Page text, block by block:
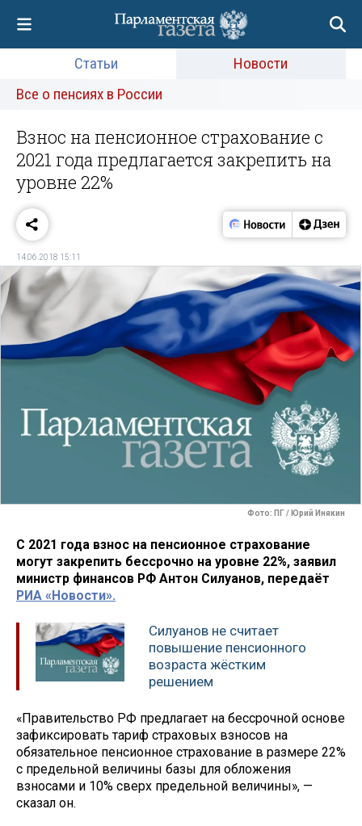
Статьи
Новости
Все о пенсиях в России
Взнос на пенсионное страхование с
2021 года предлагается закрепить на
уровне 22%
14.06.2018 15:11
Фото: ПГ / Юрий Инякин
С 2021 года взнос на пенсионное страхование
могут закрепить бессрочно на уровне 22%, заявил
министр финансов РФ Антон Силуанов, передаёт
РИА «Новости».
Силуанов не считает
повышение пенсионного
возраста жёстким
решением
«Правительство РФ предлагает на бессрочной основе
зафиксировать тариф страховых взносов на
обязательное пенсионное страхование в размере 22%
с предельной величины базы для обложения
взносами и 10% сверх предельной величины», —
сказал он.